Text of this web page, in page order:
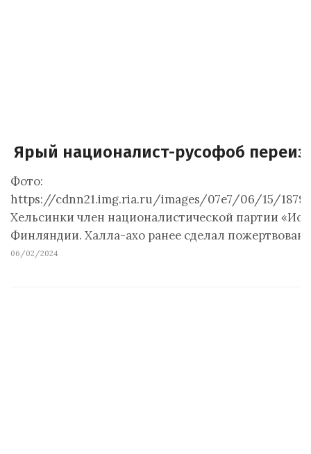
Ярый националист-русофоб
Фото:
https://cdnn21.img.ria.ru/images/07e7/06/15/
Хельсинки член националистической партии
Финляндии. Халла-ахо ранее сделал
06/02/2024